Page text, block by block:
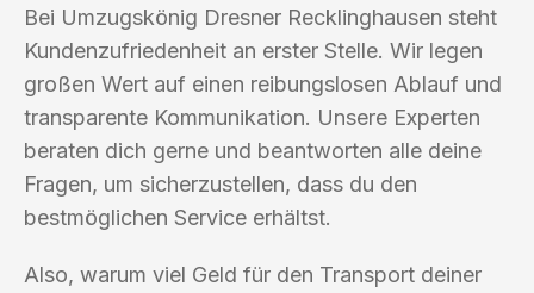
Bei Umzugskönig Dresner Recklinghausen steht
Kundenzufriedenheit an erster Stelle. Wir legen
großen Wert auf einen reibungslosen Ablauf und
transparente Kommunikation. Unsere Experten
beraten dich gerne und beantworten alle deine
Fragen, um sicherzustellen, dass du den
bestmöglichen Service erhältst.
Also, warum viel Geld für den Transport deiner